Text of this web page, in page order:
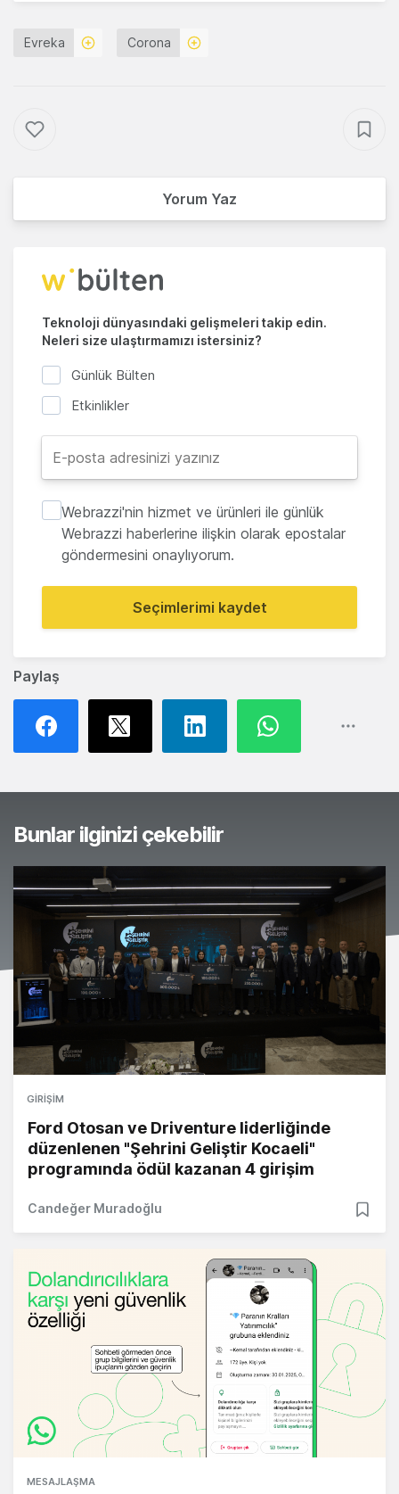
Paylaş
Evreka Corona
Yorum Yaz
Teknoloji dünyasındaki gelişmeleri takip edin.
Neleri size ulaştırmamızı istersiniz?
Günlük Bülten
Etkinlikler
Webrazzi'nin hizmet ve ürünleri ile günlük
Webrazzi haberlerine ilişkin olarak epostalar
göndermesini onaylıyorum.
Seçimlerimi kaydet
Bunlar ilginizi çekebilir
GIRIŞIM
Ford Otosan ve Driventure liderliğinde
düzenlenen "Şehrini Geliştir Kocaeli"
programında ödül kazanan 4 girişim
Candeğer Muradoğlu
MESAJLAŞMA